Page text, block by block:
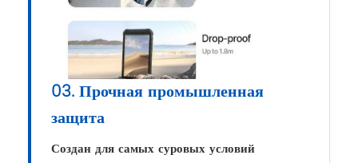
03. Прочная промышленная
защита
Создан для самых суровых условий